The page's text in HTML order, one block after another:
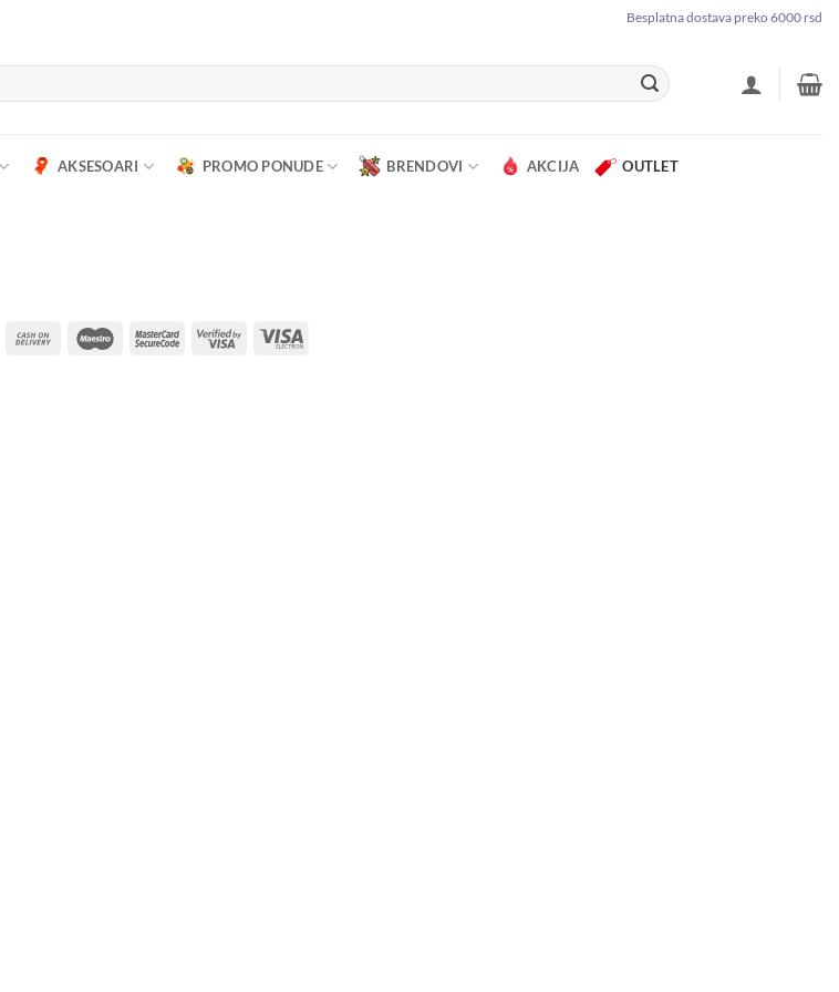
Besplatna dostava preko 6000 rsd
AKSESOARI PROMO PONUDE BRENDOVI AKCIJA OUTLET
MasterCardCash
Maestro MasterCard
Visa
Visa